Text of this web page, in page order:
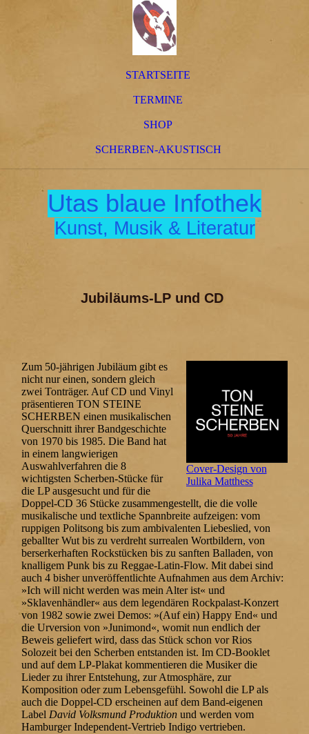
STARTSEITE
TERMINE
SHOP
SCHERBEN-AKUSTISCH
Utas blaue Infothek
Kunst, Musik & Literatur
Jubiläums-LP und CD
Cover-Design von
Julika Matthess
Zum 50-jährigen Jubiläum gibt es
nicht nur einen, sondern gleich
zwei Tonträger. Auf CD und Vinyl
präsentieren TON STEINE
SCHERBEN einen musikalischen
Querschnitt ihrer Bandgeschichte
von 1970 bis 1985. Die Band hat
in einem langwierigen
Auswahlverfahren die 8
wichtigsten Scherben-Stücke für
die LP ausgesucht und für die
Doppel-CD 36 Stücke zusammengestellt, die die volle
musikalische und textliche Spannbreite aufzeigen: vom
ruppigen Politsong bis zum ambivalenten Liebeslied, von
geballter Wut bis zu verdreht surrealen Wortbildern, von
berserkerhaften Rockstücken bis zu sanften Balladen, von
knalligem Punk bis zu Reggae-Latin-Flow. Mit dabei sind
auch 4 bisher unveröffentlichte Aufnahmen aus dem Archiv:
»Ich will nicht werden was mein Alter ist« und
»Sklavenhändler« aus dem legendären Rockpalast-Konzert
von 1982 sowie zwei Demos: »(Auf ein) Happy End« und
die Urversion von »Junimond«, womit nun endlich der
Beweis geliefert wird, dass das Stück schon vor Rios
Solozeit bei den Scherben entstanden ist. Im CD-Booklet
und auf dem LP-Plakat kommentieren die Musiker die
Lieder zu ihrer Entstehung, zur Atmosphäre, zur
Komposition oder zum Lebensgefühl. Sowohl die LP als
auch die Doppel-CD erscheinen auf dem Band-eigenen
Label David Volksmund Produktion und werden vom
Hamburger Independent-Vertrieb Indigo vertrieben.